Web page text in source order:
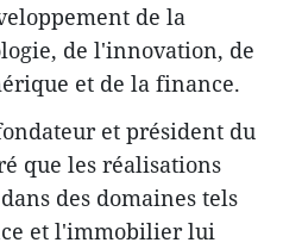
de la
de l'innovation, de
et de la finance.
et président du
que les réalisations
des domaines tels
et l'immobilier lui